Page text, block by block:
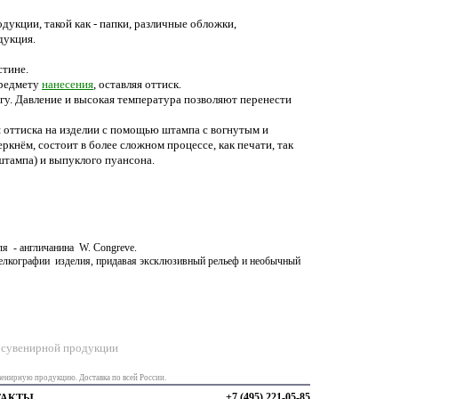
такой как - папки, различные обложки,
нанесения, оставляя оттиск.
Давление и высокая температура позволяют перенести
оттиска на изделии с помощью штампа с вогнутым и
состоит в более сложном процессе, как печати, так
и выпуклого пуансона.
- англичанина W. Congreve.
изделия, придавая эксклюзивный рельеф и необычный
продукции
продукцию. Доставка по всей России.